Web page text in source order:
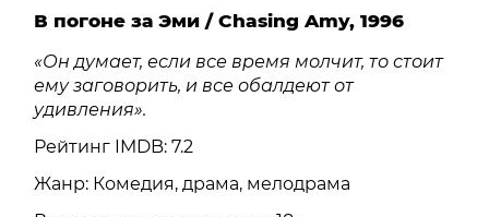
В погоне за Эми / Chasing Amy, 1996
«Он думает, если все время молчит, то стоит
ему заговорить, и все обалдеют от
удивления».
Рейтинг IMDB: 7.2
Жанр: Комедия, драма, мелодрама